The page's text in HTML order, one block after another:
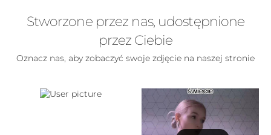
Stworzone przez nas, udostępnione
przez Ciebie
Oznacz nas, aby zobaczyć swoje zdjęcie na naszej stronie